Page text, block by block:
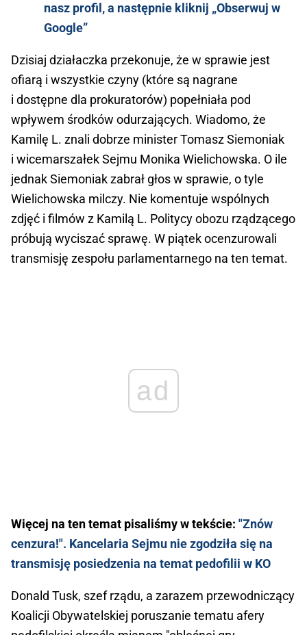
nasz profil, a następnie kliknij „Obserwuj w
Google”
Dzisiaj działaczka przekonuje, że w sprawie jest
ofiarą i wszystkie czyny (które są nagrane
i dostępne dla prokuratorów) popełniała pod
wpływem środków odurzających. Wiadomo, że
Kamilę L. znali dobrze minister Tomasz Siemoniak
i wicemarszałek Sejmu Monika Wielichowska. O ile
jednak Siemoniak zabrał głos w sprawie, o tyle
Wielichowska milczy. Nie komentuje wspólnych
zdjęć i filmów z Kamilą L. Politycy obozu rządzącego
próbują wyciszać sprawę. W piątek ocenzurowali
transmisję zespołu parlamentarnego na ten temat.
ad
Więcej na ten temat pisaliśmy w tekście: "Znów
cenzura!". Kancelaria Sejmu nie zgodziła się na
transmisję posiedzenia na temat pedofilii w KO
Donald Tusk, szef rządu, a zarazem przewodniczący
Koalicji Obywatelskiej poruszanie tematu afery